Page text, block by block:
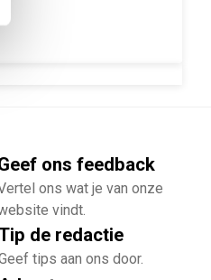
ons feedback
ons wat je van onze
vindt.
de redactie
tips aan ons door.